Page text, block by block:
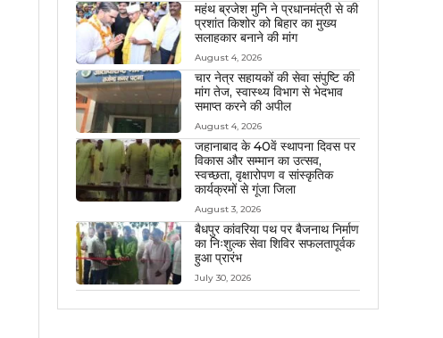
महंथ ब्रजेश मुनि ने प्रधानमंत्री से की
प्रशांत किशोर को बिहार का मुख्य
सलाहकार बनाने की मांग
August 4, 2026
चार नेत्र सहायकों की सेवा संपुष्टि की
मांग तेज, स्वास्थ्य विभाग से भेदभाव
समाप्त करने की अपील
August 4, 2026
जहानाबाद के 40वें स्थापना दिवस पर
विकास और सम्मान का उत्सव,
स्वच्छता, वृक्षारोपण व सांस्कृतिक
कार्यक्रमों से गूंजा जिला
August 3, 2026
बैधपुर कांवरिया पथ पर बैजनाथ निर्माण
का निःशुल्क सेवा शिविर सफलतापूर्वक
हुआ प्रारंभ
July 30, 2026